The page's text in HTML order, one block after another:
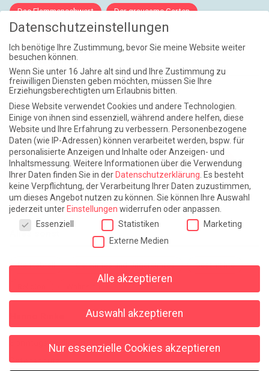
Das Flammenschwert Der grausame Garten
NIEMALS UND AUCH DANN NICHT
Weite Reisen
Atlantische Turbulenzen DIE ELF
Die Zeit der Ringelblumen ist vorbei Europa im Kopf
Fast am Ziel Frühling in Florenz In der Blase
Leben lernen / Ein Versuch Trinken. Träumen. Trösten.
Triple-Edinburgher mit Ketchup WACHS!
Winterreise (mit Sommern)
Alles sonst
Denkabfall Gereimtes und Ungereimtes Geschichte
Sonntagspredigten
Datenschutz
Datenschutzeinstellungen
Ich benötige Ihre Zustimmung, bevor Sie meine Website weiter
besuchen können.
Wenn Sie unter 16 Jahre alt sind und Ihre Zustimmung zu
freiwilligen Diensten geben möchten, müssen Sie Ihre
Erziehungsberechtigten um Erlaubnis bitten.
Diese Website verwendet Cookies und andere Technologien.
Einige von ihnen sind essenziell, während andere helfen, diese
Website und Ihre Erfahrung zu verbessern. Personenbezogene
Daten (wie IP-Adressen) können verarbeitet werden, bspw. für
personalisierte Anzeigen und Inhalte oder Anzeigen- und
Inhaltsmessung. Weitere Informationen über die Verwendung
Ihrer Daten finden Sie in der Datenschutzerklärung Es besteht
keine Verpflichtung, der Verarbeitung Ihrer Daten zuzustimmen,
um dieses Angebot nutzen zu können. Sie können Ihre Auswahl
jederzeit unter Einstellungen widerrufen oder anpassen.
Datenschutzeinstellungen
Essenziell Statistiken
Marketing
Externe Medien
Alle akzeptieren
Auswahl akzeptieren
Nur essenzielle Cookies akzeptieren